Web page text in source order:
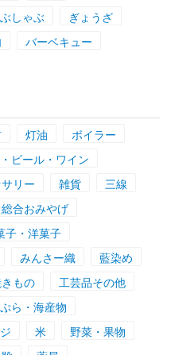
しゃぶ
ぎょうざ
バーベキュー
灯油
ボイラー
ビール・ワイン
リー 雑貨
三線
総合おみやげ
子・洋菓子
みんさー織
藍染め
もの
工芸品その他
ら・海産物
米
野菜・果物